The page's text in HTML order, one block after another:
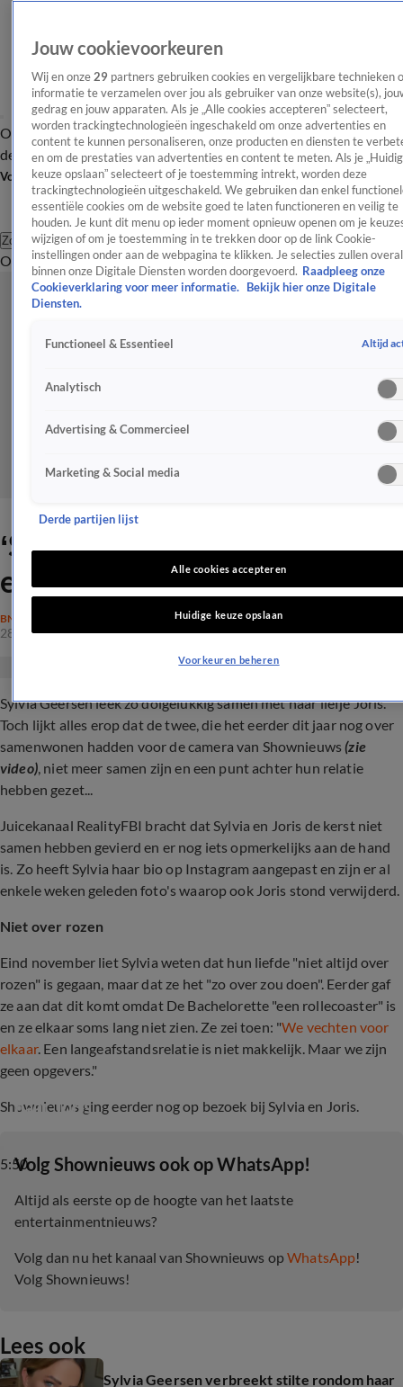
OverzichtAfleveringen Entertainment TV Algemeen
Tip
de redactieNieuwsbrief
Volg Shownieuws
Zoeken
OverzichtEntertainmentSpraakmakendRealityCrimeVideo's
‘Sylvia Geersen en Joris uit
elkaar’
BN'ERS
28 dec 2023, 21:59
Sylvia Geersen leek zo dolgelukkig samen met haar liefje Joris.
Toch lijkt alles erop dat de twee, die het eerder dit jaar nog over
samenwonen hadden voor de camera van Shownieuws(zie
video), niet meer samen zijn en een punt achter hun relatie
hebben gezet...
Juicekanaal RealityFBI bracht dat Sylvia en Joris de kerst niet
samen hebben gevierd en er nog iets opmerkelijks aan de hand
is. Zo heeft Sylvia haar bio op Instagram aangepast en zijn er al
enkele weken geleden foto's waarop ook Joris stond verwijderd.
Niet over rozen
Eind november liet Sylvia weten dat hun liefde "niet altijd over
rozen" is gegaan, maar dat ze het "zo over zou doen". Eerder gaf
ze aan dat dit komt omdat De Bachelorette "een rollecoaster" is
en ze elkaar soms lang niet zien. Ze zei toen: "We vechten voor
elkaar. Een langeafstandsrelatie is niet makkelijk. Maar we zijn
geen opgevers."
Shownieuws ging eerder nog op bezoek bij Sylvia en Joris.
5:50
Thom gaat op bezoek bij Sylvia Geersen en
haar Joris
‎Volg Shownieuws ook op WhatsApp!
Altijd als eerste op de hoogte van het laatste
entertainmentnieuws?
Volg dan nu het kanaal van Shownieuws opWhatsApp!
Volg Shownieuws!
Lees ook
Sylvia Geersen verbreekt stilte rondom haar
Jouw cookievoorkeuren
Wij en onze 29 partners gebruiken cookies en vergelijkbare technieken
informatie te verzamelen over jou als gebruiker van onze website(s),
gedrag en jouw apparaten. Als je „Alle cookies accepteren” selecteert,
worden trackingtechnologieën ingeschakeld om onze advertenties en
content te kunnen personaliseren, onze producten en diensten te
en om de prestaties van advertenties en content te meten. Als je
keuze opslaan” selecteert of je toestemming intrekt, worden deze
trackingtechnologieën uitgeschakeld. We gebruiken dan enkel
essentiële cookies om de website goed te laten functioneren en veilig te
houden. Je kunt dit menu op ieder moment opnieuw openen om je
wijzigen of om je toestemming in te trekken door op de link Cookie-
instellingen onder aan de webpagina te klikken. Je selecties zullen overal
binnen onze Digitale Diensten worden doorgevoerd. Raadpleeg onze
Cookieverklaring voor meer informatie.
Bekijk hier onze Digitale
Diensten.
Functioneel & Essentieel Altijd
Analytisch
Advertising & Commercieel
Marketing & Social media
Derde partijen lijst
Alle cookies accepteren
Huidige keuze opslaan
Voorkeuren beheren